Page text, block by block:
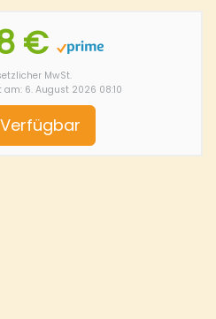
€
MwSt.
6. August 2026 08:10